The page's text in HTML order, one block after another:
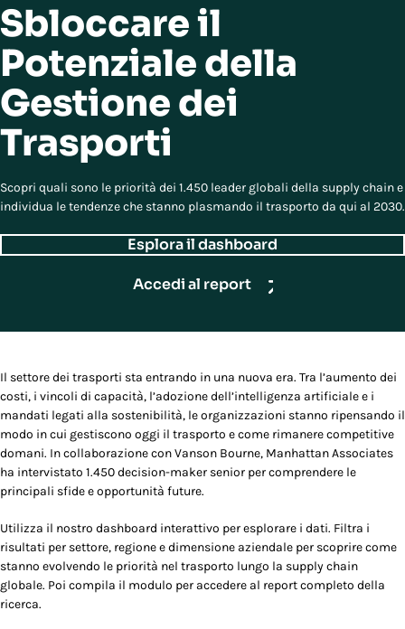
Sbloccare il
Potenziale della
Gestione dei
Trasporti
Scopri quali sono le priorità dei 1.450 leader globali della supply chain e
individua le tendenze che stanno plasmando il trasporto da qui al 2030.
Esplora il dashboard
Accedi al report
Il settore dei trasporti sta entrando in una nuova era. Tra l’aumento dei
costi, i vincoli di capacità, l’adozione dell’intelligenza artificiale e i
mandati legati alla sostenibilità, le organizzazioni stanno ripensando il
modo in cui gestiscono oggi il trasporto e come rimanere competitive
domani. In collaborazione con Vanson Bourne, Manhattan Associates
ha intervistato 1.450 decision-maker senior per comprendere le
principali sfide e opportunità future.
Utilizza il nostro dashboard interattivo per esplorare i dati. Filtra i
risultati per settore, regione e dimensione aziendale per scoprire come
stanno evolvendo le priorità nel trasporto lungo la supply chain
globale. Poi compila il modulo per accedere al report completo della
ricerca.